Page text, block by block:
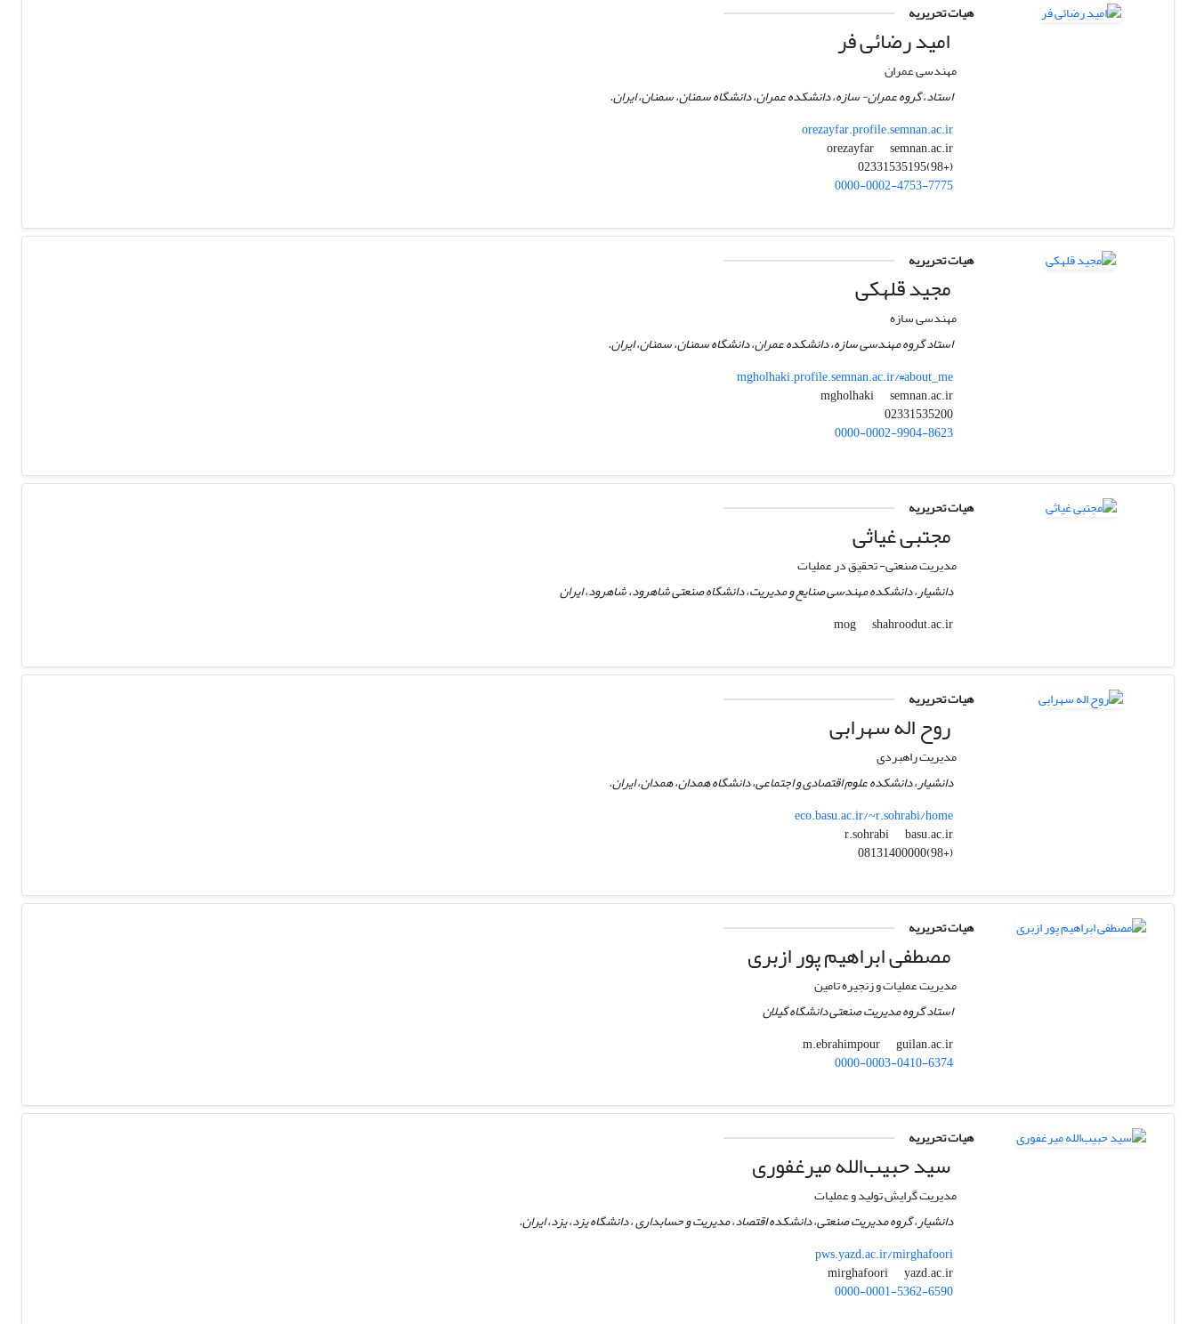
هیات تحریریه
امید رضائی فر
مهندسی عمران
استاد، گروه عمران- سازه، دانشکده عمران، دانشگاه سمنان، سمنان، ایران.
orezayfar.profile.semnan.ac.ir
orezayfar
semnan.ac.ir
(+98)02331535195
0000-0002-4753-7775
هیات تحریریه
مجید قلهکی
مهندسی سازه
استاد گروه مهندسی سازه، دانشکده عمران، دانشگاه سمنان، سمنان، ایران.
mgholhaki.profile.semnan.ac.ir/#about_me
mgholhaki
semnan.ac.ir
02331535200
0000-0002-9904-8623
هیات تحریریه
مجتبی غیاثی
مدیریت صنعتی- تحقیق در عملیات
دانشیار، دانشکده مهندسی صنایع و مدیریت، دانشگاه صنعتی شاهرود، شاهرود، ایران
mog
shahroodut.ac.ir
هیات تحریریه
روح اله سهرابی
مدیریت راهبردی
دانشیار، دانشکده علوم اقتصادی و اجتماعی، دانشگاه همدان، همدان، ایران.
eco.basu.ac.ir/~r.sohrabi/home
r.sohrabi
basu.ac.ir
(+98)08131400000
هیات تحریریه
مصطفی ابراهیم پور ازبری
مدیریت عملیات و زنجیره تامین
استاد گروه مدیریت صنعتی دانشگاه گیلان
m.ebrahimpour
guilan.ac.ir
0000-0003-0410-6374
هیات تحریریه
سید حبیب‌الله میرغفوری
مدیریت گرایش تولید و عملیات
دانشیار، گروه مدیریت صنعتی، دانشکده اقتصاد، مدیریت و حسابداری ، دانشگاه یزد، یزد، ایران.
pws.yazd.ac.ir/mirghafoori
mirghafoori
yazd.ac.ir
0000-0001-5362-6590